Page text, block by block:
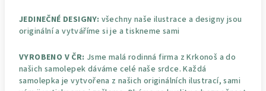
JEDINEČNÉ DESIGNY: všechny naše ilustrace a designy jsou
originální a vytváříme si je a tiskneme sami
VYROBENO V ČR: Jsme malá rodinná firma z Krkonoš a do
našich samolepek dáváme celé naše srdce. Každá
samolepka je vytvořena z našich originálních ilustrací, sami